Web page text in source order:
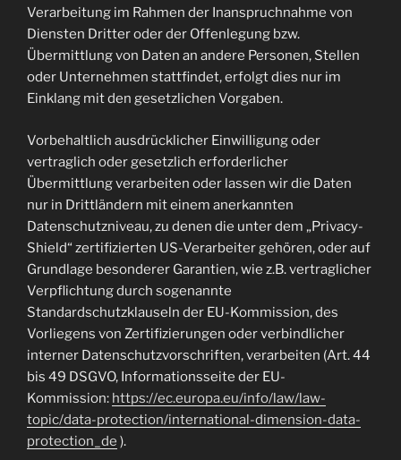
Verarbeitung im Rahmen der Inanspruchnahme von
Diensten Dritter oder der Offenlegung bzw.
Übermittlung von Daten an andere Personen, Stellen
oder Unternehmen stattfindet, erfolgt dies nur im
Einklang mit den gesetzlichen Vorgaben.
Vorbehaltlich ausdrücklicher Einwilligung oder
vertraglich oder gesetzlich erforderlicher
Übermittlung verarbeiten oder lassen wir die Daten
nur in Drittländern mit einem anerkannten
Datenschutzniveau, zu denen die unter dem „Privacy-
Shield“ zertifizierten US-Verarbeiter gehören, oder auf
Grundlage besonderer Garantien, wie z.B. vertraglicher
Verpflichtung durch sogenannte
Standardschutzklauseln der EU-Kommission, des
Vorliegens von Zertifizierungen oder verbindlicher
interner Datenschutzvorschriften, verarbeiten (Art. 44
bis 49 DSGVO, Informationsseite der EU-
Kommission: https://ec.europa.eu/info/law/law-
topic/data-protection/international-dimension-data-
protection_de ).